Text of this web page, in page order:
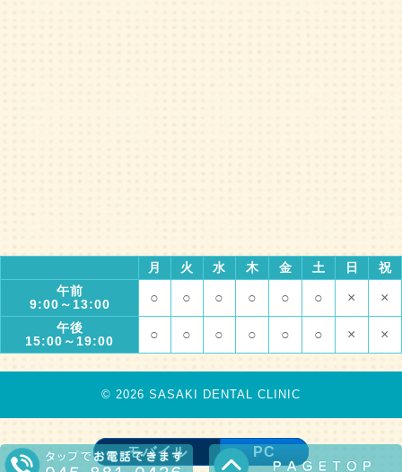
月 火 水 木 金 土 日
祝
午前
9:00～13:00
○ ○ ○ ○ ○ ○ × ×
午後
15:00～19:00
○ ○ ○ ○ ○ ○ × ×
© 2026 SASAKI DENTAL CLINIC
モバイル PC